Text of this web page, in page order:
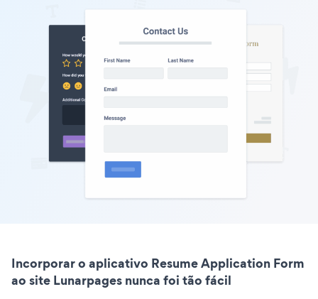
Incorporar o aplicativo Resume Application Form
ao site Lunarpages nunca foi tão fácil